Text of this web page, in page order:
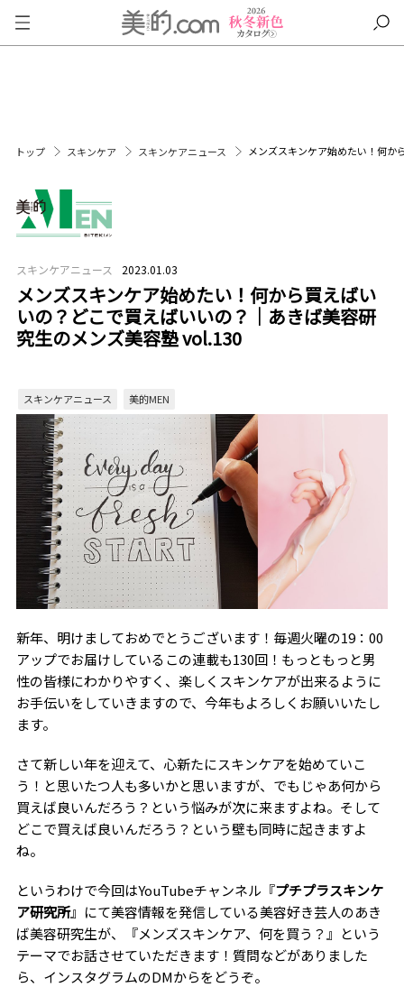
トップ スキンケア スキンケアニュース メンズスキンケア始めたい！何か
スキンケアニュース 2023.01.03
メンズスキンケア始めたい！何から買えばい
いの？どこで買えばいいの？｜あきば美容研
究生のメンズ美容塾 vol.130
スキンケアニュース 美的MEN
新年、明けましておめでとうございます！毎週火曜の19：00
アップでお届けしているこの連載も130回！もっともっと男
性の皆様にわかりやすく、楽しくスキンケアが出来るように
お手伝いをしていきますので、今年もよろしくお願いいたし
ます。
さて新しい年を迎えて、心新たにスキンケアを始めていこ
う！と思いたつ人も多いかと思いますが、でもじゃあ何から
買えば良いんだろう？という悩みが次に来ますよね。そして
どこで買えば良いんだろう？という壁も同時に起きますよ
ね。
というわけで今回はYouTubeチャンネル『プチプラスキンケ
ア研究所』にて美容情報を発信している美容好き芸人のあき
ば美容研究生が、『メンズスキンケア、何を買う？』という
テーマでお話させていただきます！質問などがありました
ら、インスタグラムのDMからをどうぞ。